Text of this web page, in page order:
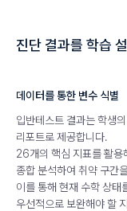
진단 결과를 학습
데이터를 통한 변수 식별
입반테스트 결과는 학생
리포트로 제공합니다.
26개의 핵심 지표를 활용
종합 분석하여 취약 구간
이를 통해 현재 수학 상태
우선적으로 보완해야 할